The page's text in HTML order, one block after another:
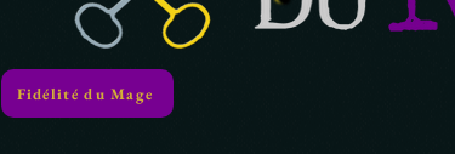
Fidélité du Mage